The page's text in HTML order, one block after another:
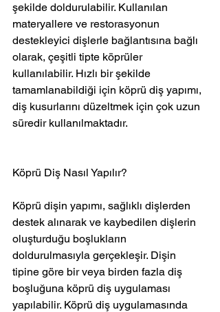
şekilde doldurulabilir. Kullanılan
materyallere ve restorasyonun
destekleyici dişlerle bağlantısına bağlı
olarak, çeşitli tipte köprüler
kullanılabilir. Hızlı bir şekilde
tamamlanabildiği için köprü diş yapımı,
diş kusurlarını düzeltmek için çok uzun
süredir kullanılmaktadır.
Köprü Diş Nasıl Yapılır?
Köprü dişin yapımı, sağlıklı dişlerden
destek alınarak ve kaybedilen dişlerin
oluşturduğu boşlukların
doldurulmasıyla gerçekleşir. Dişin
tipine göre bir veya birden fazla diş
boşluğuna köprü diş uygulaması
yapılabilir. Köprü diş uygulamasında